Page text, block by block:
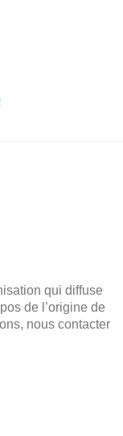
qui diffuse
de l’origine de
nous contacter